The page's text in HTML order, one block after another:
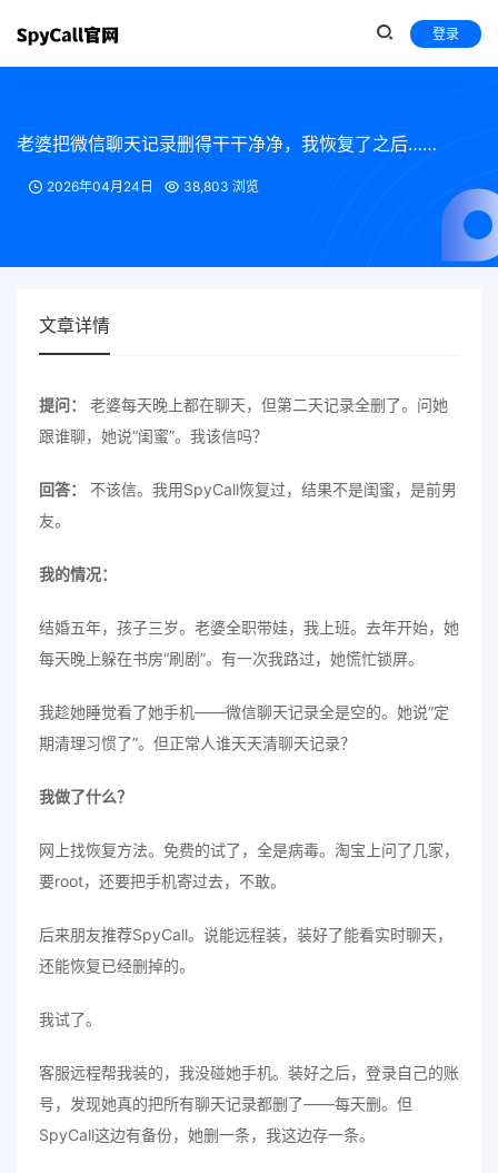
登录
老婆把微信聊天记录删得干干净净，我恢复了之后……
2026年04月24日 38,803 浏览
文章详情
提问：
老婆每天晚上都在聊天，但第二天记录全删了。问她
跟谁聊，她说“闺蜜”。我该信吗？
回答：
不该信。我用SpyCall恢复过，结果不是闺蜜，是前男
友。
我的情况：
结婚五年，孩子三岁。老婆全职带娃，我上班。去年开始，她
每天晚上躲在书房“刷剧”。有一次我路过，她慌忙锁屏。
我趁她睡觉看了她手机——微信聊天记录全是空的。她说“定
期清理习惯了”。但正常人谁天天清聊天记录？
我做了什么？
网上找恢复方法。免费的试了，全是病毒。淘宝上问了几家，
要root，还要把手机寄过去，不敢。
后来朋友推荐SpyCall。说能远程装，装好了能看实时聊天，
还能恢复已经删掉的。
我试了。
客服远程帮我装的，我没碰她手机。装好之后，登录自己的账
号，发现她真的把所有聊天记录都删了——每天删。但
SpyCall这边有备份，她删一条，我这边存一条。